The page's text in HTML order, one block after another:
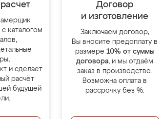
каталогом
и сделает
расчёт
будущей
Договор
и изготовление
Заключаем договор,
Вы вносите предоплату в
размере 10% от суммы
договора, и мы отдаём
заказ в производство.
Возможна оплата в
рассрочку без %.